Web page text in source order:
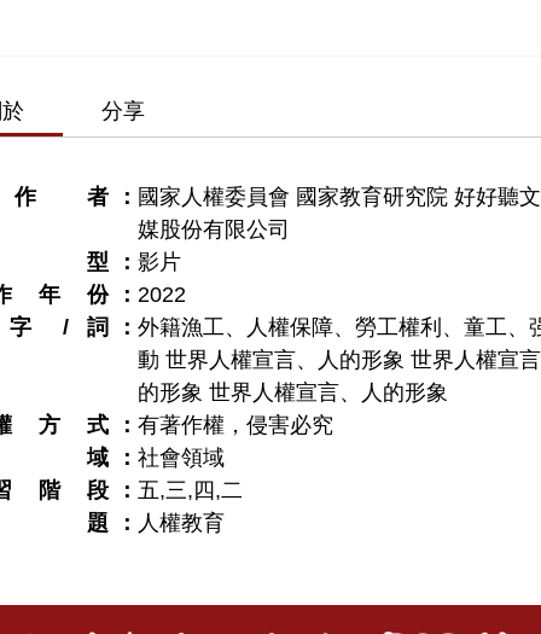
分享
者
國家人權委員會 國家教育研究院 好好聽
媒股份有限公司
型
影片
年份
2022
字 / 詞
外籍漁工、人權保障、勞工權利、童工、
動 世界人權宣言、人的形象 世界人權宣
的形象 世界人權宣言、人的形象
方式
有著作權，侵害必究
域
社會領域
階段
五,三,四,二
題
人權教育